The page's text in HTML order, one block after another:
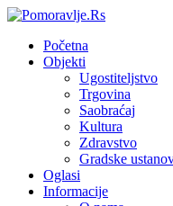
Početna
Objekti
Ugostiteljstvo
Trgovina
Saobraćaj
Kultura
Zdravstvo
Gradske
Oglasi
Informacije